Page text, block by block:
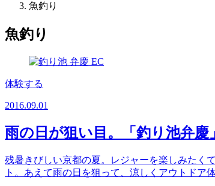
魚釣り
魚釣り
体験する
2016.09.01
雨の日が狙い目。「釣り池弁
残暑きびしい京都の夏。レジャーを楽しみた
ト。あえて雨の日を狙って、涼しくアウトドア